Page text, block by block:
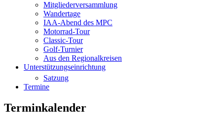
Mitgliederversammlung
Wandertage
IAA-Abend des MPC
Motorrad-Tour
Classic-Tour
Golf-Turnier
Aus den Regionalkreisen
Unterstützungseinrichtung
Satzung
Termine
Terminkalender